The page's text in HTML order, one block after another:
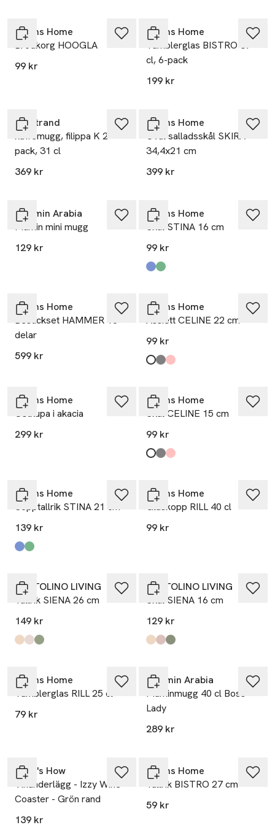
Åhléns Home
Brödkorg HOOGLA
99 kr
Åhléns Home
Tumblerglas BISTRO 37
cl, 6-pack
199 kr
Rörstrand
kaffemugg, filippa K 2-
pack, 31 cl
369 kr
Åhléns Home
Oval salladsskål SKIRA
34,4x21 cm
399 kr
Moomin Arabia
Mumin mini mugg
129 kr
Åhléns Home
Skål STINA 16 cm
99 kr
Produkten finns i färgerna:
Blue,
Green
Åhléns Home
Bestickset HAMMER 16
delar
599 kr
Åhléns Home
Assiett CELINE 22 cm
99 kr
Produkten finns i färgerna:
White,
Grey,
Pink,
Åhléns Home
Ostkupa i akacia
299 kr
Åhléns Home
Skål CELINE 15 cm
99 kr
Produkten finns i färgerna:
White,
Grey,
Pink,
Åhléns Home
Sopptallrik STINA 21 cm
139 kr
Produkten finns i färgerna:
Blue,
Green
Åhléns Home
Glaskopp RILL 40 cl
99 kr
PORTOLINO LIVING
Tallrik SIENA 26 cm
149 kr
Produkten finns i färgerna:
Beige,
Pink,
Green,
PORTOLINO LIVING
Skål SIENA 16 cm
129 kr
Produkten finns i färgerna:
Beige,
Pink,
Green,
Åhléns Home
Tumblerglas RILL 25 cl
79 kr
Moomin Arabia
Muminmugg 40 cl Boss
Lady
289 kr
Here's How
Vinunderlägg - Izzy Wine
Coaster - Grön rand
139 kr
Åhléns Home
Tallrik BISTRO 27 cm
59 kr